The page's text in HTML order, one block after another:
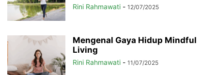
Rini Rahmawati - 12/07/2025
Mengenal Gaya Hidup Mindful
Living
Rini Rahmawati - 11/07/2025